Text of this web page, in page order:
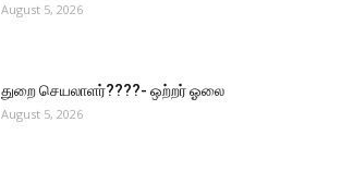
August 5, 2026
துறை செயலாளர்????- ஒற்றர் ஓலை
August 5, 2026